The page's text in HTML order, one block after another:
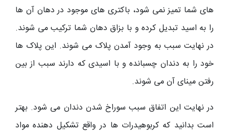
های شما تمیز نمی شود، باکتری های موجود در دهان آن ها
را به اسید تبدیل کرده و با بزاق دهان شما ترکیب می شوند.
در نهایت سبب به وجود آمدن پلاک می شوند. این پلاک ها
خود را به دندان چسبانده و با اسیدی که دارند سبب از بین
رفتن مینای آن می شوند.
در نهایت این اتفاق سبب سوراخ شدن دندان می شود. بهتر
است بدانید که کربوهیدرات ها در واقع تشکیل دهنده مواد